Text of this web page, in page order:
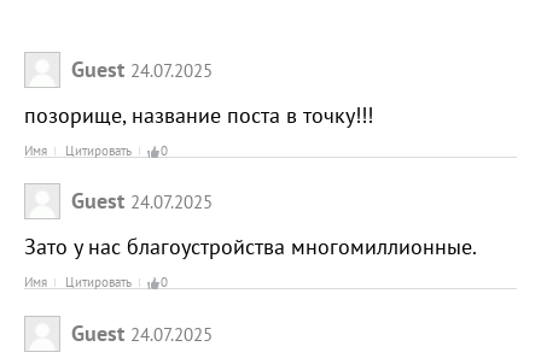
Guest 24.07.2025
позорище, название поста в точку!!!
Имя Цитировать 0
Guest 24.07.2025
Зато у нас благоустройства многомиллионные.
Имя Цитировать 0
Guest 24.07.2025